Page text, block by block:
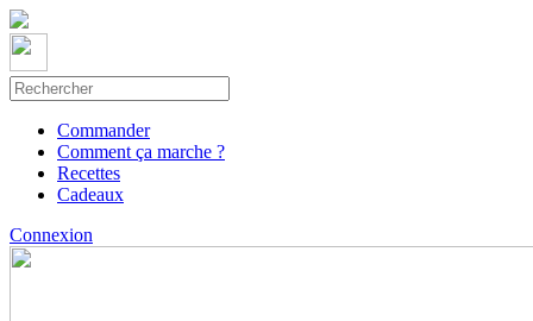
Commander
Comment ça marche ?
Recettes
Cadeaux
Connexion